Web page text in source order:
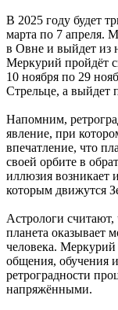
В 2025 году будет
марта по 7 апреля.
в Овне и выйдет из
Меркурий пройдёт
10 ноября по 29
Стрельце, а выйдет
Напомним,
явление, при
впечатление, что
своей орбите в
иллюзия возникает
которым движутся
Астрологи
планета оказывает
человека. Меркурий
общения, обучения
ретроградности
напряжёнными.